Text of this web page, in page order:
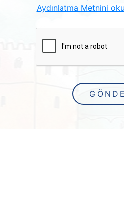
Aydınlatma Metnini